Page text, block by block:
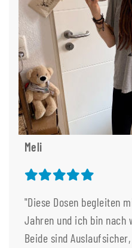
Meli
"Diese Dosen begleiten
Jahren und ich bin
Beide sind